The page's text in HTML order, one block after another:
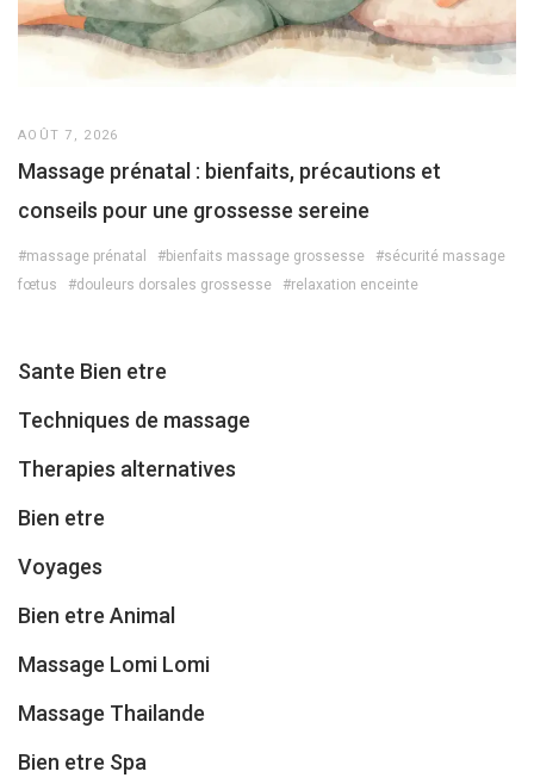
AOÛT 7, 2026
Massage prénatal : bienfaits, précautions et
conseils pour une grossesse sereine
#massage prénatal #bienfaits massage grossesse
#sécurité massage
fœtus
#douleurs dorsales grossesse #relaxation enceinte
Sante Bien etre
Techniques de massage
Therapies alternatives
Bien etre
Voyages
Bien etre Animal
Massage Lomi Lomi
Massage Thailande
Bien etre Spa